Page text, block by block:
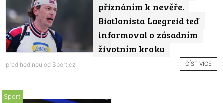
přiznáním k nevěře.
Biatlonista Laegreid teď
informoval o zásadním
životním kroku
před hodinou od Sport.cz ČÍST VÍCE
Sport